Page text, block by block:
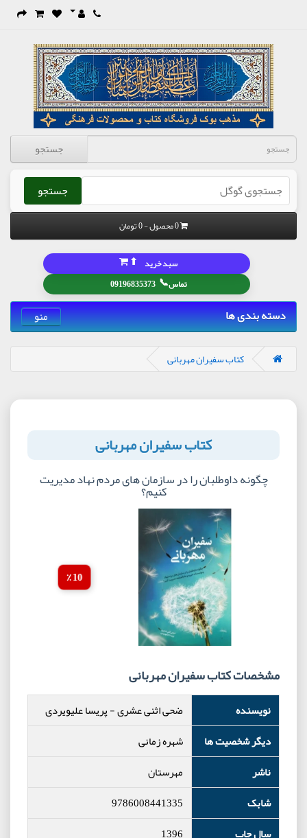
جستجو
جستجو
0 محصول - 0 تومان
تماس📞
09196835373
سبد خرید ⬆
دسته بندی ها منو
کتاب سفیران مهربانی
کتاب سفیران مهربانی
چگونه داوطلبان را در سازمان های مردم نهاد مدیریت
کنیم؟
10 ٪
مشخصات کتاب سفیران مهربانی
نویسنده ضحی اثنی عشری-پریسا علیویردی
دیگر شخصیت ها
شهره زمانی
ناشر
مهرستان
شابک
9786008441335
سال چاپ
1396